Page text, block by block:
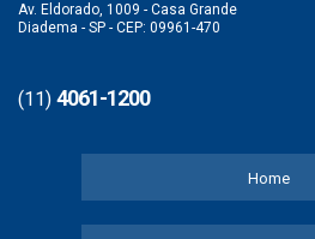
Av. Eldorado, 1009 - Casa Grande
Diadema - SP - CEP: 09961-470
(11) 4061-1200
Home